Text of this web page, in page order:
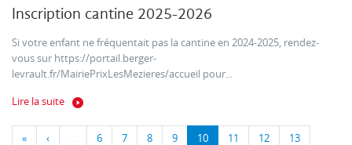
Inscription cantine 2025-2026
Si votre enfant ne fréquentait pas la cantine en 2024-2025, rendez-
vous sur https://portail.berger-
levrault.fr/MairiePrixLesMezieres/accueil pour...
Lire la suite
« ‹ … 6 7 8 9 10 11 12 13